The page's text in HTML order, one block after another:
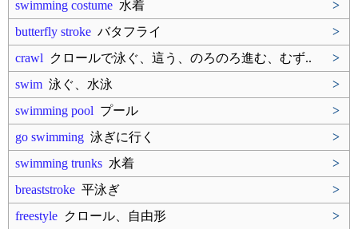
swimming costume 水着
>
butterfly stroke バタフライ
>
crawl クロールで泳ぐ、這う、のろのろ進む、むず..
>
swim 泳ぐ、水泳
>
swimming pool プール
>
go swimming 泳ぎに行く
>
swimming trunks 水着
>
breaststroke 平泳ぎ
>
freestyle クロール、自由形 >